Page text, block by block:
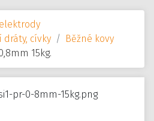
PRODEJNA
dráty, cívky
Běžné kovy
15kg.